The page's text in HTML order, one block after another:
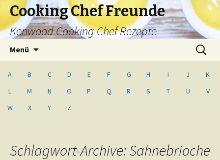
Cooking Chef Freunde
Kenwood Cooking Chef Rezepte
Menü
Suche
nach:
A B C D E F G H I J
K
L
M N O P Q R S T U
V
W
X Y Z
Schlagwort-Archive: Sahnebrioche